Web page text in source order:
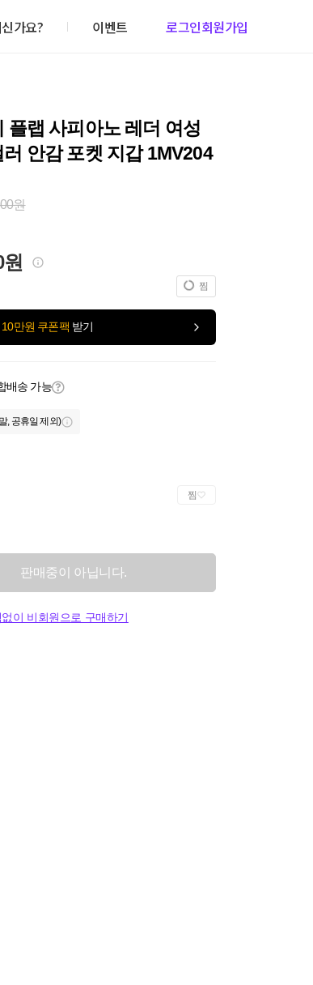
가요? 이벤트 로그인회원가입
플랩 사피아노 레더 여성
안감 포켓 지갑 1MV204
원
찜
10만원 쿠폰팩 받기
배송 가능
, 공휴일 제외)
찜
판매중이 아닙니다.
이 비회원으로 구매하기